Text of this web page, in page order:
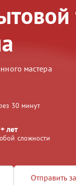
мастера
30 минут
лет
сложности
Отправить